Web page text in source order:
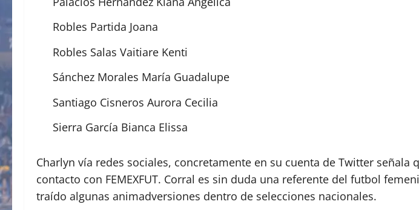
Robles Partida Joana
Robles Salas Vaitiare Kenti
Sánchez Morales María Guadalupe
Santiago Cisneros Aurora Cecilia
Sierra García Bianca Elissa
Charlyn vía redes sociales, concretamente en su cuenta de Twitter
contacto con FEMEXFUT. Corral es sin duda una referente del futbol
traído algunas animadversiones dentro de selecciones nacionales.